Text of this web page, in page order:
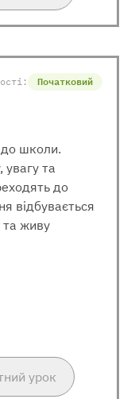
Початковий
до школи.
увагу та
до
відбувається
та живу
урок